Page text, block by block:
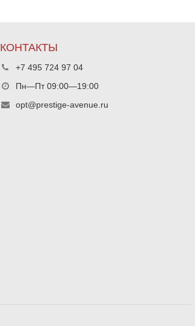
КОНТАКТЫ
+7 495 724 97 04
Пн—Пт 09:00—19:00
opt@prestige-avenue.ru